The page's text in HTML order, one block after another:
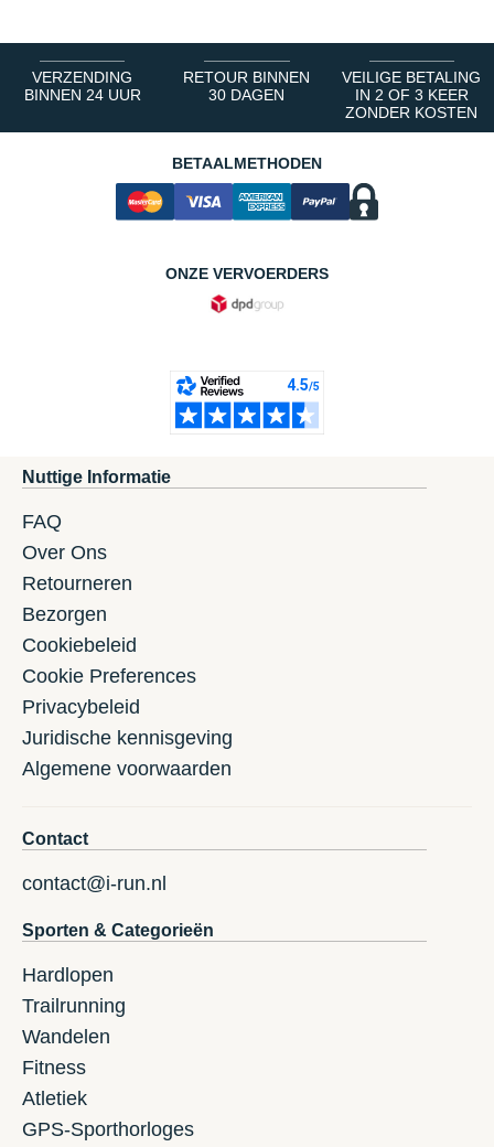
VERZENDING
BINNEN 24 UUR
RETOUR BINNEN
30 DAGEN
VEILIGE BETALING
IN 2 OF 3 KEER
ZONDER KOSTEN
BETAALMETHODEN
ONZE VERVOERDERS
Nuttige Informatie
FAQ
Over Ons
Retourneren
Bezorgen
Cookiebeleid
Cookie Preferences
Privacybeleid
Juridische kennisgeving
Algemene voorwaarden
Contact
contact@i-run.nl
Sporten & Categorieën
Hardlopen
Trailrunning
Wandelen
Fitness
Atletiek
GPS-Sporthorloges